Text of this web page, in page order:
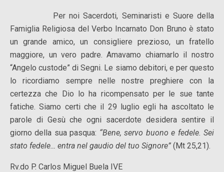
Per noi Sacerdoti, Seminaristi e Suore della
Famiglia Religiosa del Verbo Incarnato Don Bruno è stato
un grande amico, un consigliere prezioso, un fratello
maggiore, un vero padre. Amavamo chiamarlo il nostro
“Angelo custode” di Segni. Le siamo debitori, e per questo
lo ricordiamo sempre nelle nostre preghiere con la
certezza che Dio lo ha ricompensato per le sue tante
fatiche. Siamo certi che il 29 luglio egli ha ascoltato le
parole di Gesù che ogni sacerdote desidera sentire il
giorno della sua pasqua: “Bene, servo buono e fedele. Sei
stato fedele… entra nel gaudio del tuo Signore” (Mt 25,21).
Rv.do P. Carlos Miguel Buela IVE